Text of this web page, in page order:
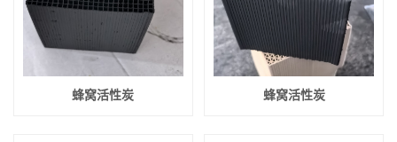
蜂窝活性炭 蜂窝活性炭